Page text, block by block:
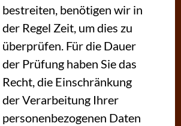
bestreiten, benötigen wir in
der Regel Zeit, um dies zu
überprüfen. Für die Dauer
der Prüfung haben Sie das
Recht, die Einschränkung
der Verarbeitung Ihrer
personenbezogenen Daten